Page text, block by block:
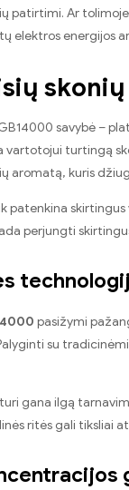
patirtimi. Ar
elektros energijos
savybė –
turtingą
aromatą, kuris
patenkina
perjungti
pasižymi
su
gana ilgą
ritės gali tiksliai